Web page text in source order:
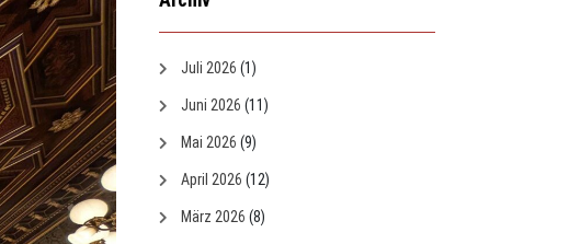
Juli 2026 (1)
Juni 2026 (11)
Mai 2026 (9)
April 2026 (12)
März 2026 (8)